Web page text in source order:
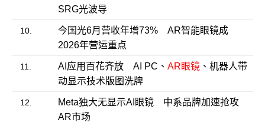
SRG光波导
10.
今国光6月营收年增73% AR智能眼镜成
2026年营运重点
11. AI应用百花齐放 AI PC、 AR眼镜、机器人带
动显示技术版图洗牌
12.
Meta独大无显示AI眼镜 中系品牌加速抢攻
AR市场